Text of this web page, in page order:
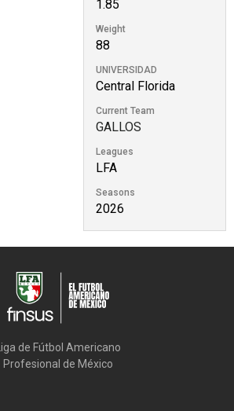
1.85
Weight
88
UNIVERSIDAD
Central Florida
Current Team
GALLOS
Leagues
LFA
Seasons
2026
Liga de Fútbol Americano
Profesional de México